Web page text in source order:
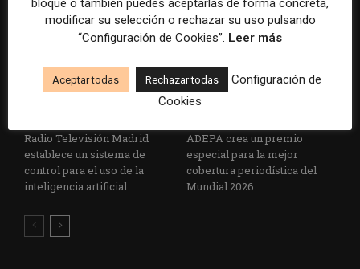
Radio Televisión Madrid
establece un sistema de
control para el uso de la
inteligencia artificial
ADEPA crea un premio
especial para la mejor
cobertura periodística del
Mundial 2026
bloque o también puedes aceptarlas de forma concreta,
modificar su selección o rechazar su uso pulsando
“Configuración de Cookies”. Leer más
Aceptar todas Rechazar todas
Configuración de
Cookies